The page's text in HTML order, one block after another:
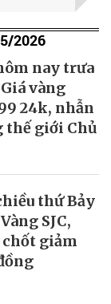
2026
nay trưa
vàng
24k, nhẫn
thế giới Chủ
thứ Bảy
SJC,
chốt giảm